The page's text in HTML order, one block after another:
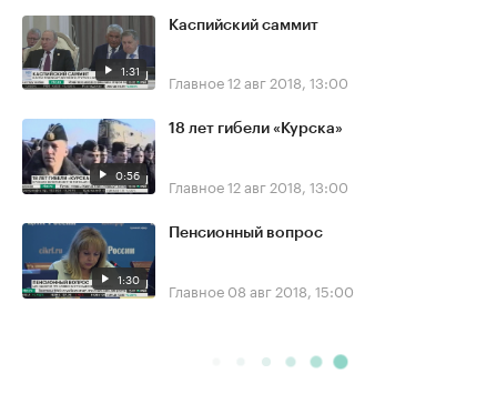
1:31
Каспийский саммит
Главное12 авг 2018, 13:00
0:56
18 лет гибели «Курска»
Главное12 авг 2018, 13:00
1:30
Пенсионный вопрос
Главное 08 авг 2018, 15:00